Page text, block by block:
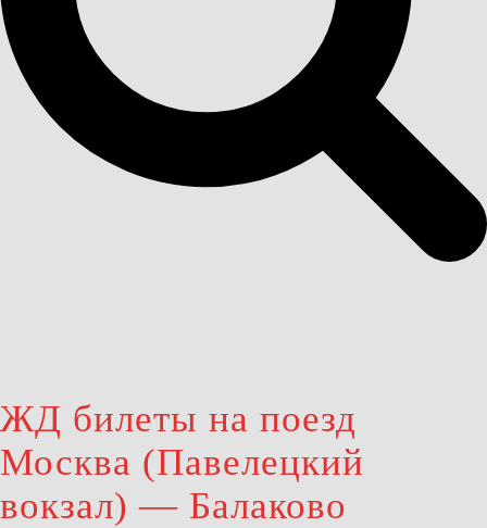
ЖД билеты на поезд
Москва (Павелецкий
вокзал) — Балаково